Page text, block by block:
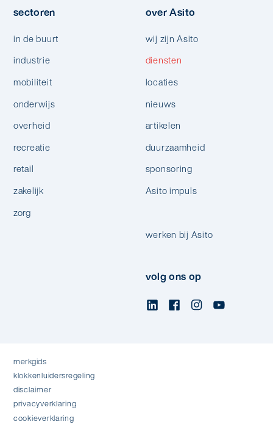
sectoren
in de buurt
industrie
mobiliteit
onderwijs
overheid
recreatie
retail
zakelijk
zorg
over Asito
wij zijn Asito
diensten
locaties
nieuws
artikelen
duurzaamheid
sponsoring
Asito impuls
werken bij Asito
volg ons op
merkgids
klokkenluidersregeling
disclaimer
privacyverklaring
cookieverklaring